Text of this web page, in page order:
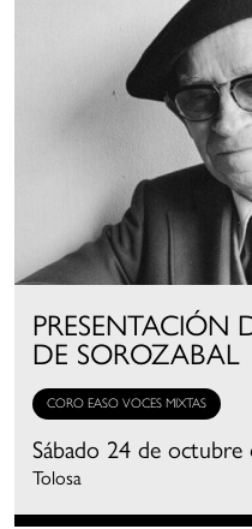
PRESENTACIÓN
DE SOROZABAL
CORO EASO VOCES MIXTAS
Sábado 24 de
Tolosa